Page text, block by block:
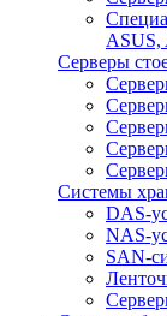
ASUS,
Серверы
Системы
DAS-
NAS-
SAN-